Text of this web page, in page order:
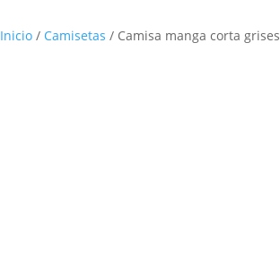
Inicio / Camisetas / Camisa manga corta grises